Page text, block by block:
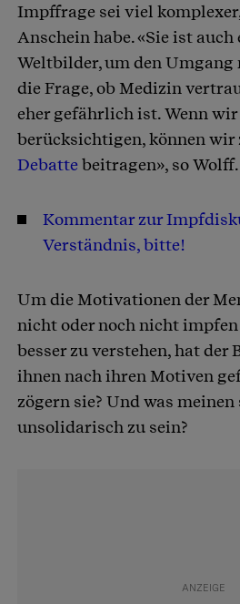
Impffrage sei viel
Anschein habe. «Sie ist
Weltbilder, um den
die Frage, ob Medizin
eher gefährlich ist. Wenn wir
berücksichtigen, können wir
Debattebeitragen», so Wolff.
Kommentar zur
Verständnis, bitte!
Um die Motivationen der
nicht oder noch nicht
besser zu verstehen, hat der
ihnen nach ihren Motiven
zögern sie? Und was
unsolidarisch zu sein?